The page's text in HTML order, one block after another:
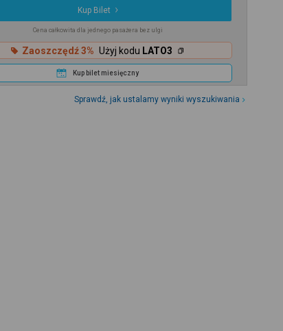
Kup Bilet
Cena całkowita dla jednego pasażera bez ulgi
Zaoszczędź 3% Użyj kodu LATO3
Kup bilet miesięczny
Sprawdź, jak ustalamy wyniki wyszukiwania